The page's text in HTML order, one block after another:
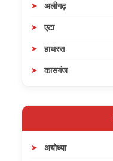
अलीगढ़
एटा
हाथरस
कासगंज
अयोध्या